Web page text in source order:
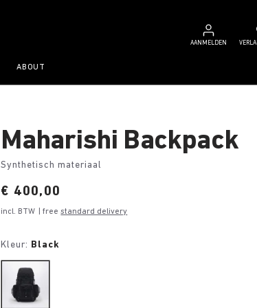
AANMELDEN
Aanmelden
ABOUT
Maharishi Backpack
Synthetisch materiaal
Price:
€ 400,00
incl. BTW | freestandard delivery
Kleur: Black